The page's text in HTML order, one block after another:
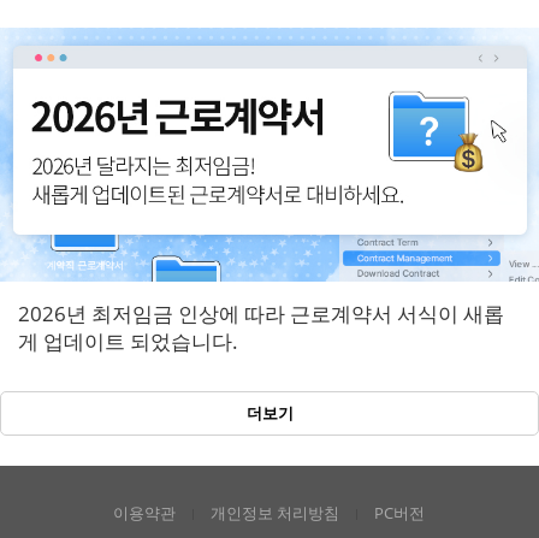
2026년 최저임금 인상에 따라 근로계약서 서식이 새롭
게 업데이트 되었습니다.
더보기
이용약관 개인정보 처리방침 PC버전